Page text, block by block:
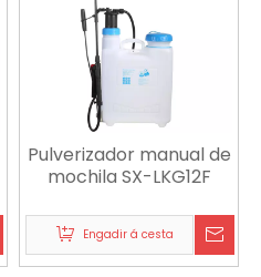
Pulverizador manual de
mochila SX-LKG12F
Engadir á cesta